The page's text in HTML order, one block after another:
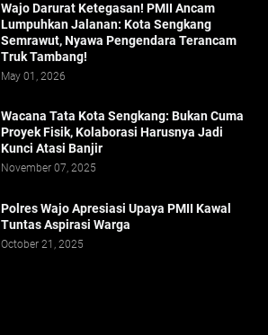
Wajo Darurat Ketegasan! PMII Ancam
Lumpuhkan Jalanan: Kota Sengkang
Semrawut, Nyawa Pengendara Terancam
Truk Tambang!
May 01, 2026
​Wacana Tata Kota Sengkang: Bukan Cuma
Proyek Fisik, Kolaborasi Harusnya Jadi
Kunci Atasi Banjir
November 07, 2025
Polres Wajo Apresiasi Upaya PMII Kawal
Tuntas Aspirasi Warga
October 21, 2025